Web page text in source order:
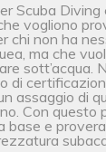
Scuba Diving
vogliono
chi non ha
ma che
sott’acqua.
di
assaggio di
Con questo
base e